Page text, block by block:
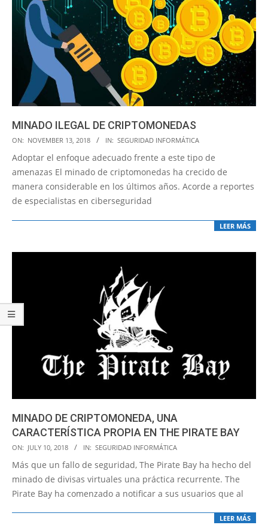
MINADO ILEGAL DE CRIPTOMONEDAS
2018-
11-
13
ON: NOVEMBER 13, 2018 IN: SEGURIDAD INFORMÁTICA
Adoptar el enfoque adecuado frente a este tipo de
amenazas El minado de criptomonedas ha crecido de
manera considerable en los últimos años. Acorde a reportes
de especialistas en ciberseguridad
LEER MÁS
MINADO DE CRIPTOMONEDA, UNA
CARACTERÍSTICA PROPIA EN THE PIRATE BAY
2018-
07-
10
ON: JULY 10, 2018 IN: SEGURIDAD INFORMÁTICA
Más que un fallo de seguridad, The Pirate Bay ha hecho del
minado de divisas virtuales una práctica recurrente. The
Pirate Bay ha comenzado a notificar a sus usuarios que al
LEER MÁS